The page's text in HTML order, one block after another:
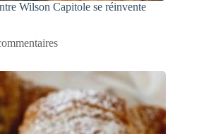
Wilson Capitole se réinvente